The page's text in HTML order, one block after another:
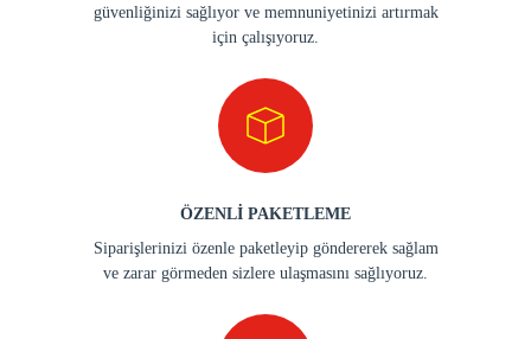
güvenliğinizi sağlıyor ve memnuniyetinizi artırmak
için çalışıyoruz.
ÖZENLİ PAKETLEME
Siparişlerinizi özenle paketleyip göndererek sağlam
ve zarar görmeden sizlere ulaşmasını sağlıyoruz.